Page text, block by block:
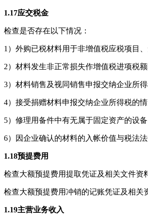
1.17应交税金
检查是否存在以下情况：
1）外购已税材料用于非增值税应税项目
2）材料发生非正常损失作增值税进项税
3）材料销售及视同销售申报交纳企业所得
4）接受捐赠材料申报交纳企业所得税的情
5）修理用备件中有无属于固定资产的设备
6）因企业确认的材料的入帐价值与税法
1.18预提费用
检查大额预提费用提取凭证及相关文件资
检查大额预提费用冲销的记账凭证及相关
1.19主营业务收入